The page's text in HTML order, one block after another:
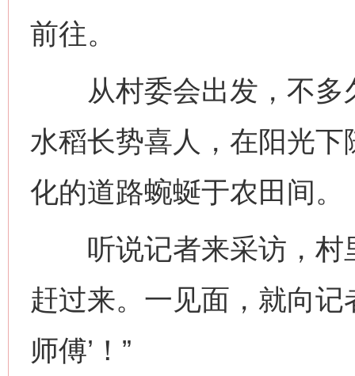
前往。
从村委会出发，不多
水稻长势喜人，在阳光
化的道路蜿蜒于农田间。
听说记者来采访，村
赶过来。一见面，就向记
师傅’！”